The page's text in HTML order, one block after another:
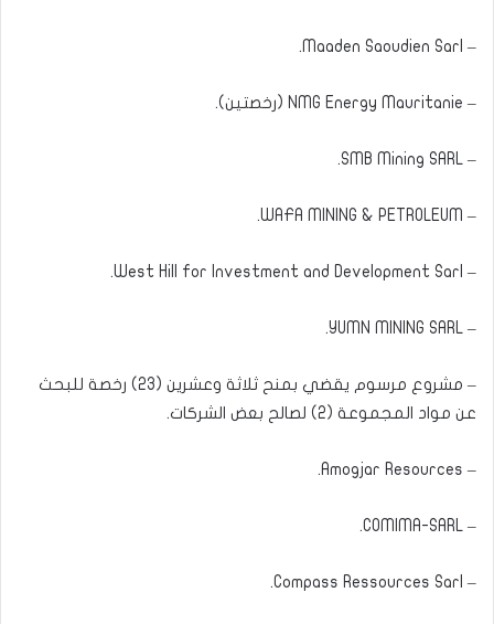
– Maaden Saoudien Sarl.
– NMG Energy Mauritanie (رخصتين).
– SMB Mining SARL.
– WAFA MINING & PETROLEUM.
– West Hill for Investment and Development Sarl.
– YUMN MINING SARL.
– مشروع مرسوم يقضي بمنح ثلاثة وعشرين (23) رخصة للبحث
عن مواد المجموعة (2) لصالح بعض الشركات.
– Amogjar Resources.
– COMIMA-SARL.
– Compass Ressources Sarl.